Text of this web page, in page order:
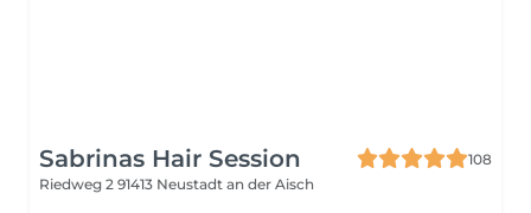
Sabrinas Hair Session
108
Riedweg 2 91413 Neustadt an der Aisch